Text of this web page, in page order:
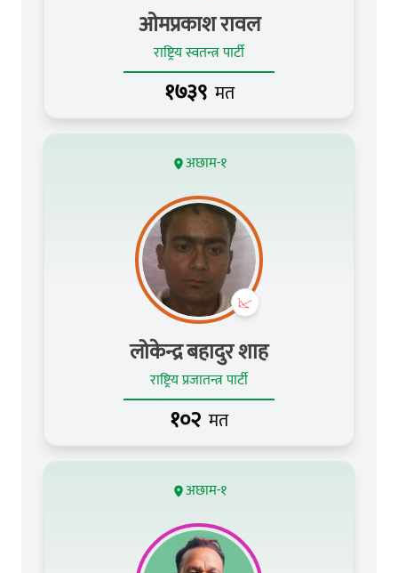
ओमप्रकाश रावल
राष्ट्रिय स्वतन्त्र पार्टी
१७३९ मत
अछाम-१
लोकेन्द्र बहादुर शाह
राष्ट्रिय प्रजातन्त्र पार्टी
१०२ मत
अछाम-१